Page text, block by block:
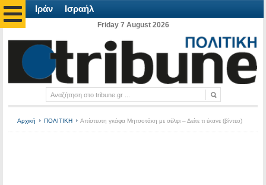
Ιράν Ισραήλ
Friday 7 August 2026
Αρχική ΠΟΛΙΤΙΚΗ Απίστευτη γκάφα Μητσοτάκη με σέλφι – Δείτε τι έκανε (βίντεο)